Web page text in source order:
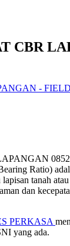
CBR
-
Ratio)
tanah
dan
PERKASA
yang ada.